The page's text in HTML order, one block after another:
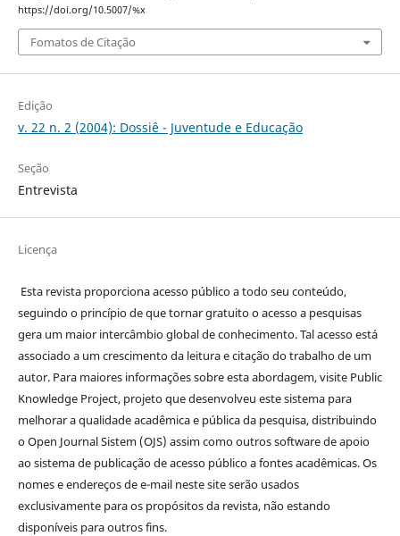
https://doi.org/10.5007/%x
Fomatos de Citação
Edição
v. 22 n. 2 (2004): Dossiê - Juventude e Educação
Seção
Entrevista
Licença
Esta revista proporciona acesso público a todo seu conteúdo,
seguindo o princípio de que tornar gratuito o acesso a pesquisas
gera um maior intercâmbio global de conhecimento. Tal acesso está
associado a um crescimento da leitura e citação do trabalho de um
autor. Para maiores informações sobre esta abordagem, visite Public
Knowledge Project, projeto que desenvolveu este sistema para
melhorar a qualidade acadêmica e pública da pesquisa, distribuindo
o Open Journal Sistem (OJS) assim como outros software de apoio
ao sistema de publicação de acesso público a fontes acadêmicas. Os
nomes e endereços de e-mail neste site serão usados
exclusivamente para os propósitos da revista, não estando
disponíveis para outros fins.